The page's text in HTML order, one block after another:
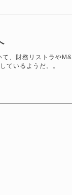
、財務リストラやM&
ているようだ。。